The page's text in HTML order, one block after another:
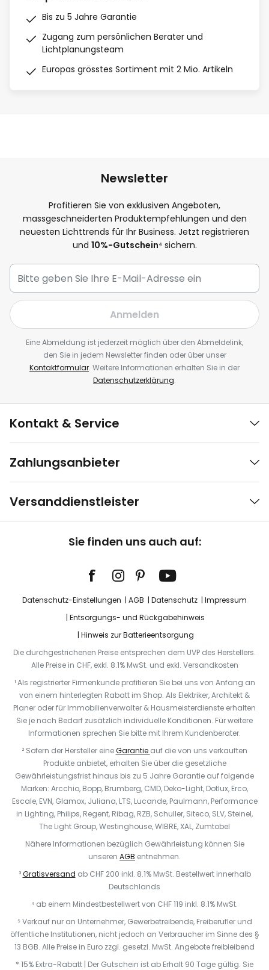
Bis zu 5 Jahre Garantie
Zugang zum persönlichen Berater und
Lichtplanungsteam
Europas grösstes Sortiment mit 2 Mio. Artikeln
Newsletter
Profitieren Sie von exklusiven Angeboten,
massgeschneiderten Produktempfehlungen und den
neuesten Lichttrends für Ihr Business. Jetzt registrieren
und 10%-Gutschein⁴ sichern.
Anmelden
Eine Abmeldung ist jederzeit möglich über den Abmeldelink,
den Sie in jedem Newsletter finden oder über unser
Kontaktformular. Weitere Informationen erhalten Sie in der
Datenschutzerklärung.
Kontakt & Service
Zahlungsanbieter
Versanddienstleister
Sie finden uns auch auf:
Datenschutz-Einstellungen AGB Datenschutz
Impressum
Entsorgungs- und Rückgabehinweis
Hinweis zur Batterieentsorgung
Die durchgestrichenen Preise entsprechen dem UVP des Herstellers.
Alle Preise in CHF, exkl. 8.1% MwSt. und exkl. Versandkosten
¹ Als registrierter Firmenkunde profitieren Sie bei uns von Anfang an
von einem hinterlegten Rabatt im Shop. Als Elektriker, Architekt &
Planer oder für Immobilienverwalter & Hausmeisterdienste erhalten
Sie je nach Bedarf zusätzlich individuelle Konditionen. Für weitere
Informationen sprechen Sie bitte mit Ihrem Kundenberater.
² Sofern der Hersteller eineGarantie auf die von uns verkauften
Produkte anbietet, erhalten Sie über die gesetzliche
Gewährleistungsfrist hinaus bis zu 5 Jahre Garantie auf folgende
Marken: Arcchio, Bopp, Brumberg, CMD, Deko-Light, Dotlux, Erco,
Escale, EVN, Glamox, Juliana, LTS, Lucande, Paulmann, Performance
in Lighting, Philips, Regent, Ribag, RZB, Schuller, Siteco, SLV, Steinel,
The Light Group, Westinghouse, WIBRE, XAL, Zumtobel
Nähere Informationen bezüglich Gewährleistung können Sie
unseren AGB entnehmen.
³Gratisversand ab CHF 200 inkl. 8.1% MwSt. Bestellwert innerhalb
Deutschlands
⁴ ab einem Mindestbestellwert von CHF 119 inkl. 8.1% MwSt.
⁵ Verkauf nur an Unternehmer, Gewerbetreibende, Freiberufler und
öffentliche Institutionen, nicht jedoch an Verbraucher im Sinne des §
13 BGB. Alle Preise in Euro zzgl. gesetzl. MwSt. Angebote freibleibend
* 15% Extra-Rabatt | Der Gutschein ist ab Erhalt 90 Tage gültig. Sie